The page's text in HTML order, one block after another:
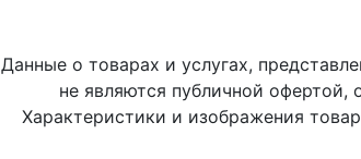
Данные о товарах и услугах,
не являются публичной
Характеристики и изображения